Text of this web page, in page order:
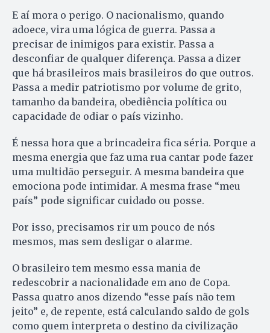
E aí mora o perigo. O nacionalismo, quando
adoece, vira uma lógica de guerra. Passa a
precisar de inimigos para existir. Passa a
desconfiar de qualquer diferença. Passa a dizer
que há brasileiros mais brasileiros do que outros.
Passa a medir patriotismo por volume de grito,
tamanho da bandeira, obediência política ou
capacidade de odiar o país vizinho.
É nessa hora que a brincadeira fica séria. Porque a
mesma energia que faz uma rua cantar pode fazer
uma multidão perseguir. A mesma bandeira que
emociona pode intimidar. A mesma frase “meu
país” pode significar cuidado ou posse.
Por isso, precisamos rir um pouco de nós
mesmos, mas sem desligar o alarme.
O brasileiro tem mesmo essa mania de
redescobrir a nacionalidade em ano de Copa.
Passa quatro anos dizendo “esse país não tem
jeito” e, de repente, está calculando saldo de gols
como quem interpreta o destino da civilização